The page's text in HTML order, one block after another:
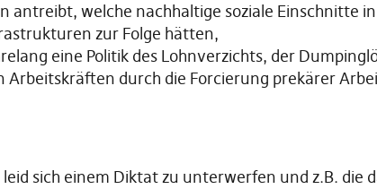
antreibt, welche nachhaltige soziale Einschnitte
zur Folge hätten,
eine Politik des Lohnverzichts, der
Arbeitskräften durch die Forcierung prekärer
sich einem Diktat zu unterwerfen und z.B. die